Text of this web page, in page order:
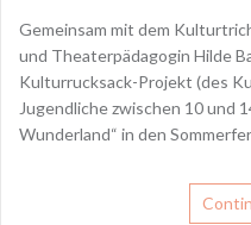
Gemeinsam mit dem
und Theaterpädagogin Hilde
Kulturrucksack-Projekt (des
Jugendliche zwischen 10 und
Wunderland“ in den